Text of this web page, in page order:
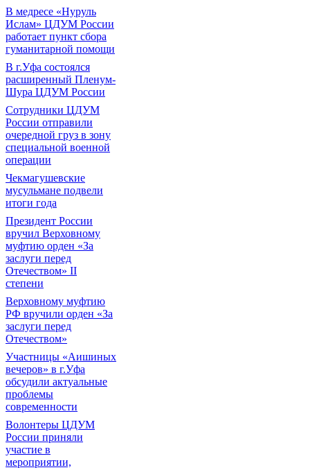
В медресе «Нуруль
Ислам» ЦДУМ России
работает пункт сбора
гуманитарной помощи
В г.Уфа состоялся
расширенный Пленум-
Шура ЦДУМ России
Сотрудники ЦДУМ
России отправили
очередной груз в зону
специальной военной
операции
Чекмагушевские
мусульмане подвели
итоги года
Президент России
вручил Верховному
муфтию орден «За
заслуги перед
Отечеством» II
степени
Верховному муфтию
РФ вручили орден «За
заслуги перед
Отечеством»
Участницы «Аишиных
вечеров» в г.Уфа
обсудили актуальные
проблемы
современности
Волонтеры ЦДУМ
России приняли
участие в
мероприятии,